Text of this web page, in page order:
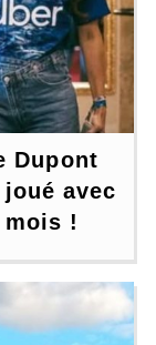
Dupont
avec
!